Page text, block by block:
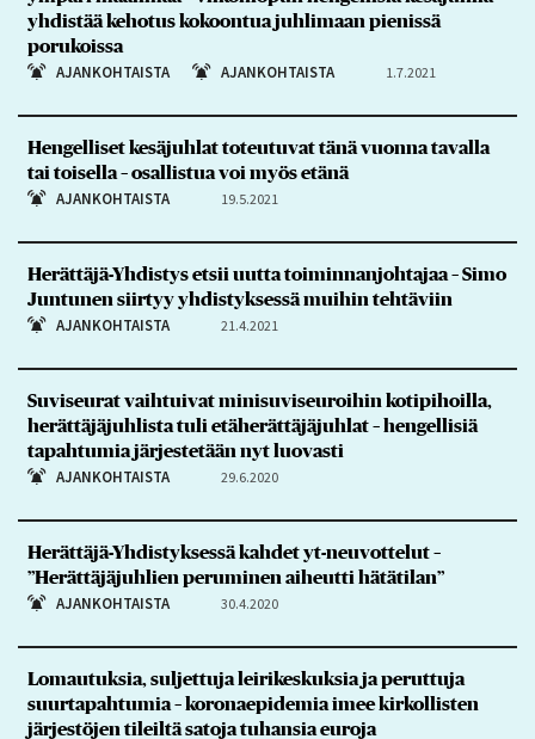
yhdistää kehotus kokoontua juhlimaan pienissä
porukoissa
AJANKOHTAISTA AJANKOHTAISTA 1.7.2021
Hengelliset kesäjuhlat toteutuvat tänä vuonna tavalla
tai toisella – osallistua voi myös etänä
AJANKOHTAISTA 19.5.2021
Herättäjä-Yhdistys etsii uutta toiminnanjohtajaa – Simo
Juntunen siirtyy yhdistyksessä muihin tehtäviin
AJANKOHTAISTA 21.4.2021
Suviseurat vaihtuivat minisuviseuroihin kotipihoilla,
herättäjäjuhlista tuli etäherättäjäjuhlat – hengellisiä
tapahtumia järjestetään nyt luovasti
AJANKOHTAISTA 29.6.2020
Herättäjä-Yhdistyksessä kahdet yt-neuvottelut –
”Herättäjäjuhlien peruminen aiheutti hätätilan”
AJANKOHTAISTA 30.4.2020
Lomautuksia, suljettuja leirikeskuksia ja peruttuja
suurtapahtumia – koronaepidemia imee kirkollisten
järjestöjen tileiltä satoja tuhansia euroja